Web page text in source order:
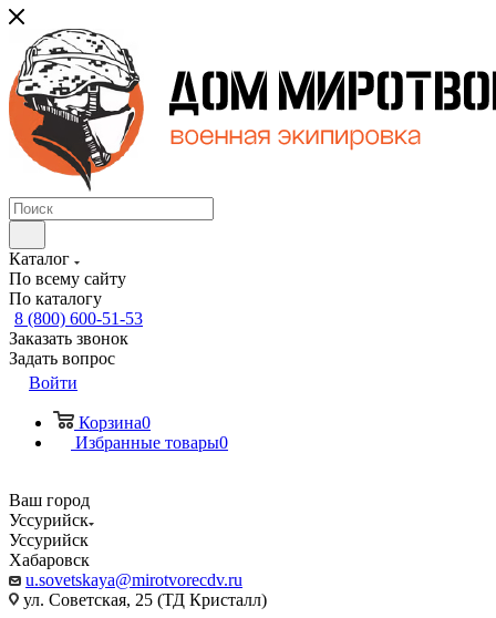
Каталог
По всему сайту
По каталогу
8 (800) 600-51-53
Заказать звонок
Задать вопрос
Войти
Корзина0
Избранные товары0
Ваш город
Уссурийск
Уссурийск
Хабаровск
u.sovetskaya@mirotvorecdv.ru
ул. Советская, 25 (ТД Кристалл)